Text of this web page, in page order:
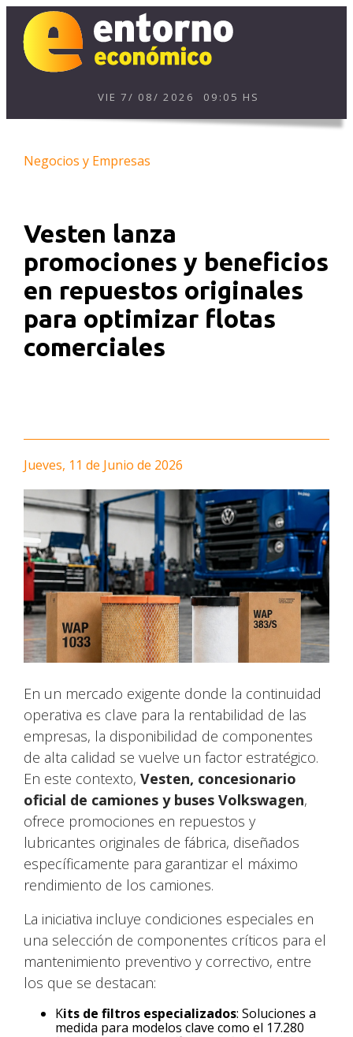
VIE 7/ 08/ 2026 09:05 HS
Negocios y Empresas
Vesten lanza
promociones y beneficios
en repuestos originales
para optimizar flotas
comerciales
Jueves, 11 de Junio de 2026
En un mercado exigente donde la continuidad
operativa es clave para la rentabilidad de las
empresas, la disponibilidad de componentes
de alta calidad se vuelve un factor estratégico.
En este contexto,Vesten, concesionario
oficial de camiones y buses Volkswagen,
ofrece promociones en repuestos y
lubricantes originales de fábrica, diseñados
específicamente para garantizar el máximo
rendimiento de los camiones.
La iniciativa incluye condiciones especiales en
una selección de componentes críticos para el
mantenimiento preventivo y correctivo, entre
los que se destacan:
Kits de filtros especializados: Soluciones a
medida para modelos clave como el 17.280